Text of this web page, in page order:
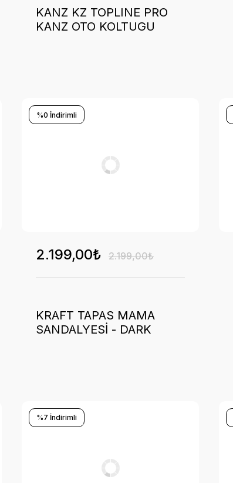
KANZ KZ TOPLINE PRO
KANZ OTO KOLTUGU
%0 İndirimli
2.199,00₺ 2.199,00₺
KRAFT TAPAS MAMA
SANDALYESİ - DARK
%7 İndirimli